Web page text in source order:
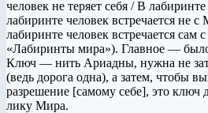
человек не теряет себя / В
лабиринте человек встречается не
лабиринте человек встречается сам
«Лабиринты мира»). Главное —
Ключ — нить Ариадны, нужна не
(ведь дорога одна), а затем, чтобы
разрешение [самому себе], это ключ
лику Мира.